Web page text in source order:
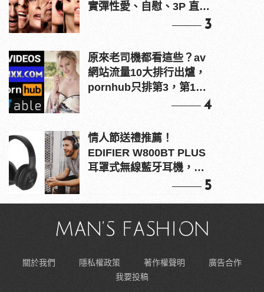
實彈性愛、自慰、3P 直接
3
原來老司機都看這些？av
網站流量10大排行出爐，
pornhub只排第3，第1名
4
情人節送禮推薦！
EDIFIER W800BT PLUS
耳罩式無線藍牙耳機，在
5
關於我們 隱私權政策 著作權聲明
廣告合作
我要投稿